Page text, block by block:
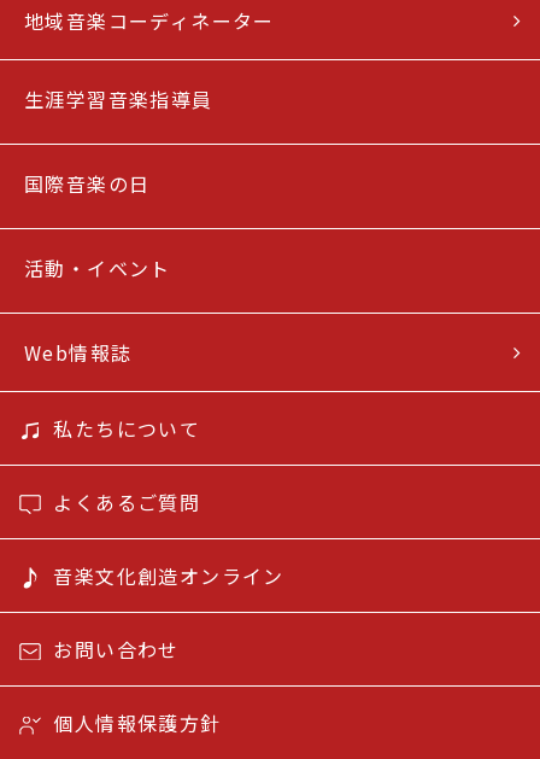
地域音楽コーディネーター
生涯学習音楽指導員
国際音楽の日
活動・イベント
Web情報誌
私たちについて
よくあるご質問
音楽文化創造オンライン
お問い合わせ
個人情報保護方針